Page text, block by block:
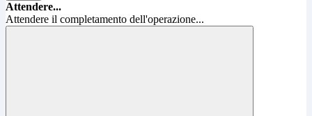
Attendere...
Attendere il completamento dell'operazione...